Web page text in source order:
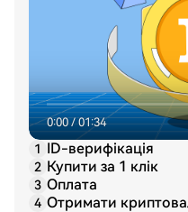
«цифровим золотом».
0:00/01:34
1 ID-верифікація
2 Купити за 1 клiк
3 Оплата
4 Отримати